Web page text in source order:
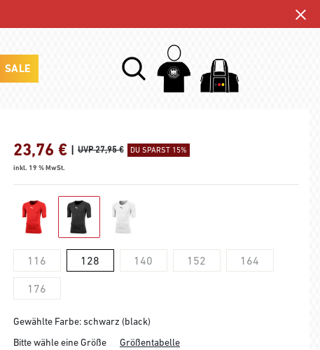
SALE
23,76 € | UVP 27,95 € DU SPARST 15%
inkl. 19 % MwSt.
116 128 140 152 164
176
Gewählte Farbe: schwarz (black)
Bitte wähle eine Größe
Größentabelle